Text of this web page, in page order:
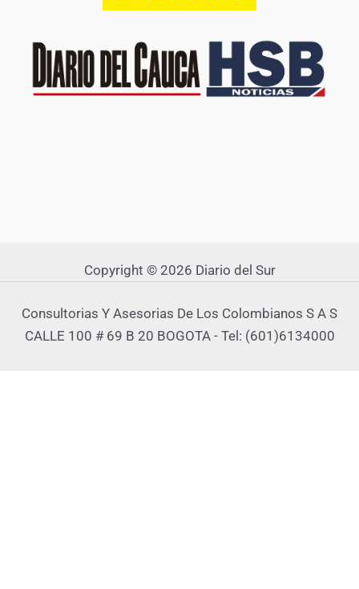
Copyright © 2026 Diario del Sur
Consultorias Y Asesorias De Los Colombianos S A S
CALLE 100 # 69 B 20 BOGOTA - Tel: (601)6134000